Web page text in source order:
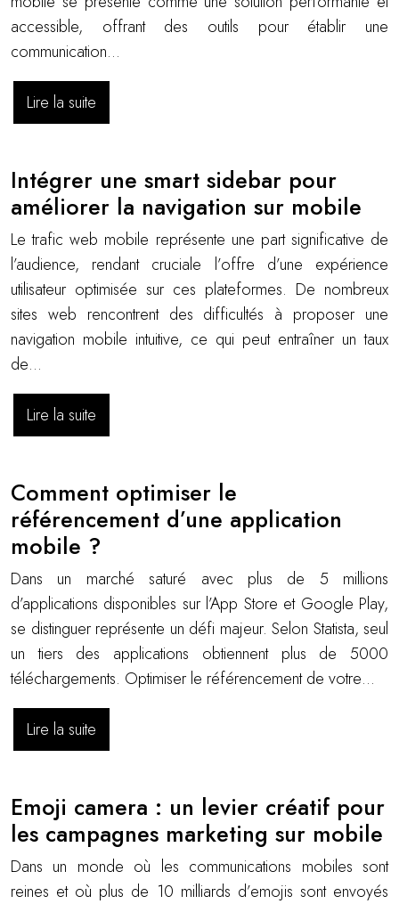
accessible, offrant des outils pour établir une
communication…
Lire la suite
Intégrer une smart sidebar pour
améliorer la navigation sur mobile
Le trafic web mobile représente une part significative de
l’audience, rendant cruciale l’offre d’une expérience
utilisateur optimisée sur ces plateformes. De nombreux
sites web rencontrent des difficultés à proposer une
navigation mobile intuitive, ce qui peut entraîner un taux
de…
Lire la suite
Comment optimiser le
référencement d’une application
mobile ?
Dans un marché saturé avec plus de 5 millions
d’applications disponibles sur l’App Store et Google Play,
se distinguer représente un défi majeur. Selon Statista, seul
un tiers des applications obtiennent plus de 5000
téléchargements. Optimiser le référencement de votre…
Lire la suite
Emoji camera : un levier créatif pour
les campagnes marketing sur mobile
Dans un monde où les communications mobiles sont
reines et où plus de 10 milliards d’emojis sont envoyés